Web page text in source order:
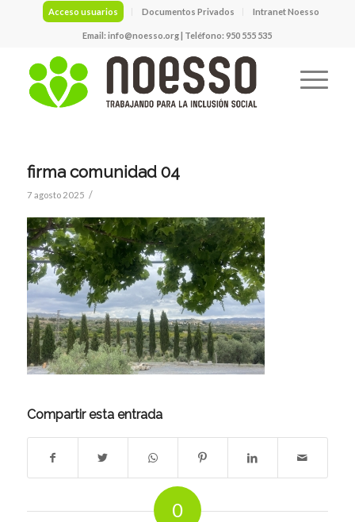
Acceso usuarios Documentos Privados Intranet Noesso
Email:info@noesso.org| Teléfono: 950 555 535
firma comunidad 04
7 agosto 2025 /
Compartir esta entrada
0